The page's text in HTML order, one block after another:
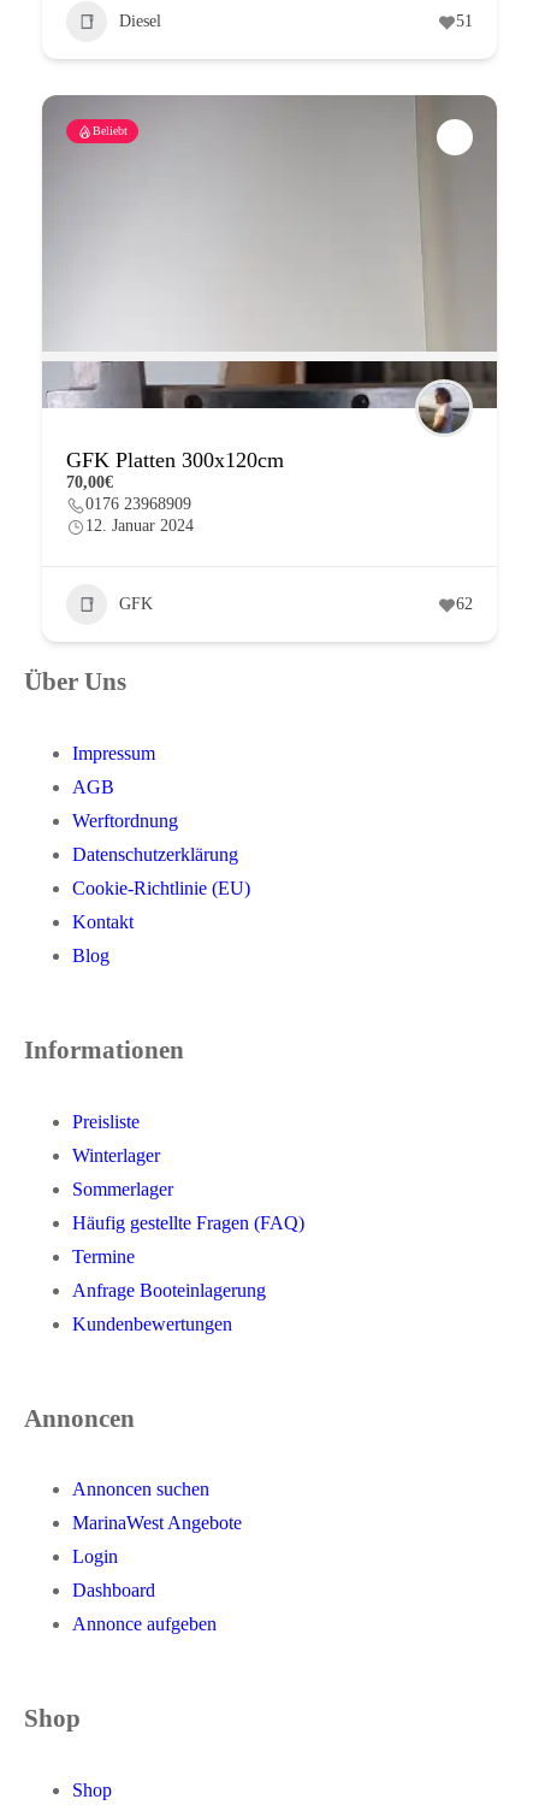
Diesel 51
Beliebt
GFK Platten 300x120cm
70,00€
0176 23968909
12. Januar 2024
GFK 62
Über Uns
Impressum
AGB
Werftordnung
Datenschutzerklärung
Cookie-Richtlinie (EU)
Kontakt
Blog
Informationen
Preisliste
Winterlager
Sommerlager
Häufig gestellte Fragen (FAQ)
Termine
Anfrage Booteinlagerung
Kundenbewertungen
Annoncen
Annoncen suchen
MarinaWest Angebote
Login
Dashboard
Annonce aufgeben
Shop
Shop